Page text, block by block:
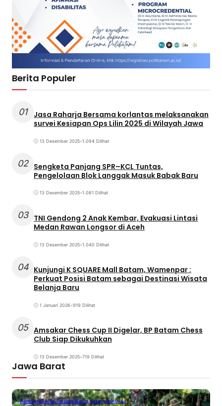
Berita Populer
01
Jasa Raharja Bersama korlantas melaksanakan
survei Kesiapan Ops Lilin 2025 di Wilayah Jawa
13 Desember 2025•1.094 Dilihat
02 Sengketa Panjang SPR–KCL Tuntas,
Pengelolaan Blok Langgak Masuk Babak Baru
13 Desember 2025•1.081 Dilihat
03 TNI Gendong 2 Anak Kembar, Evakuasi Lintasi
Medan Rawan Longsor di Aceh
13 Desember 2025•1.040 Dilihat
04 Kunjungi K SQUARE Mall Batam, Wamenpar :
Perkuat Posisi Batam sebagai Destinasi Wisata
Belanja Baru
1 Januari 2026•919 Dilihat
05 Amsakar Chess Cup II Digelar, BP Batam Chess
Club Siap Dikukuhkan
13 Desember 2025•719 Dilihat
Jawa Barat
BandungBerita TerbaruBerita UtamaPeristiwa